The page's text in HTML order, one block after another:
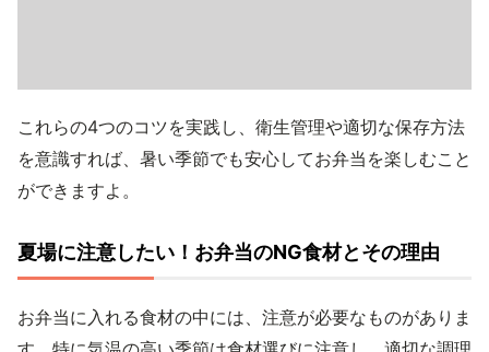
これらの4つのコツを実践し、衛生管理や適切な保存方法
を意識すれば、暑い季節でも安心してお弁当を楽しむこと
ができますよ。
夏場に注意したい！お弁当のNG食材とその理由
お弁当に入れる食材の中には、注意が必要なものがありま